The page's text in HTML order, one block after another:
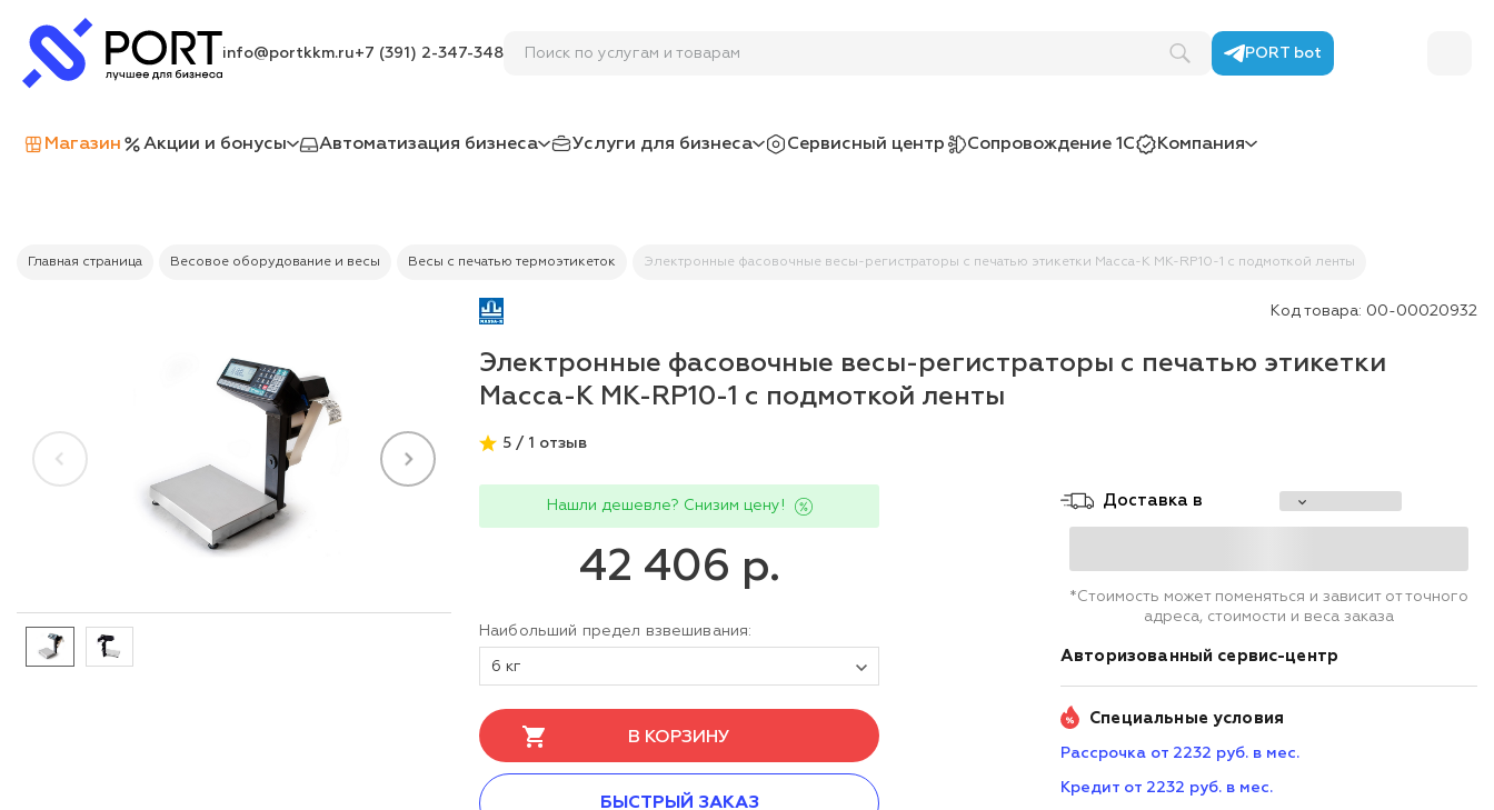
info@portkkm.ru+7 (391) 2-347-348 Поиск по услугам и товарам PORT bot
Магазин Акции и бонусы Автоматизация бизнеса Услуги для бизнеса Сервисный центр Сопровождение 1С Компания
Главная страница Весовое оборудование и весы Весы с печатью термоэтикеток Электронные фасовочные весы-регистраторы с печатью этикетки Масса-К MK-RP10-1 с подмоткой ленты
Код товара: 00-00020932
Электронные фасовочные весы-регистраторы с печатью этикетки
Масса-К MK-RP10-1 с подмоткой ленты
5 / 1 отзыв
Нашли дешевле? Снизим цену!
42 406 р.
Наибольший предел взвешивания:
6 кг
В КОРЗИНУ
БЫСТРЫЙ ЗАКАЗ
Доставка в
*Стоимость может поменяться и зависит от точного
адреса, стоимости и веса заказа
Авторизованный сервис-центр
Специальные условия
Рассрочка от 2232 руб. в мес.
Кредит от 2232 руб. в мес.